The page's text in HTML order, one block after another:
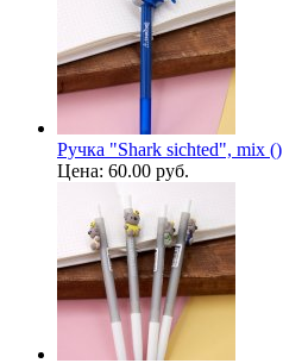
Ручка "Shark sichted", mix ()
Цена: 60.00 руб.